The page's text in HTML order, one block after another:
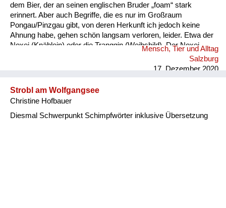
dem Bier, der an seinen englischen Bruder „foam“ stark
erinnert. Aber auch Begriffe, die es nur im Großraum
Pongau/Pinzgau gibt, von deren Herkunft ich jedoch keine
Ahnung habe, gehen schön langsam verloren, leider. Etwa der
Noxei (Knäblein) oder die Tranggin (Weibsbild). Der Noxei
kann dabei „kasig“ sein, also herzig, die Tranggin durchaus
Mensch, Tier und Alltag
Salzburg
17. Dezember 2020
Strobl am Wolfgangsee
Christine Hofbauer
Diesmal Schwerpunkt Schimpfwörter inklusive Übersetzung